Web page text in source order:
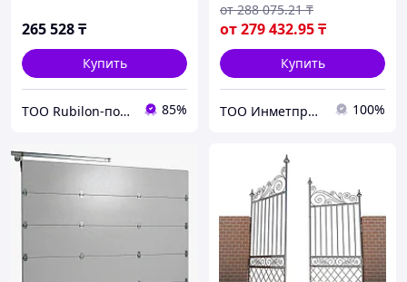
265 528₸
Купить
ТОО Rubilon-поставщик №1 85%
от279 432.95₸
от 288 075.21 ₸
Купить
ТОО Инметпром 100%